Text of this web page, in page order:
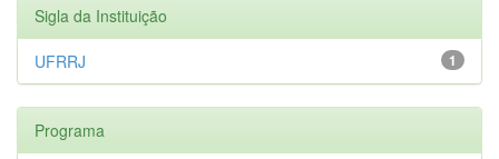
Sigla da Instituição
1
UFRRJ
Programa